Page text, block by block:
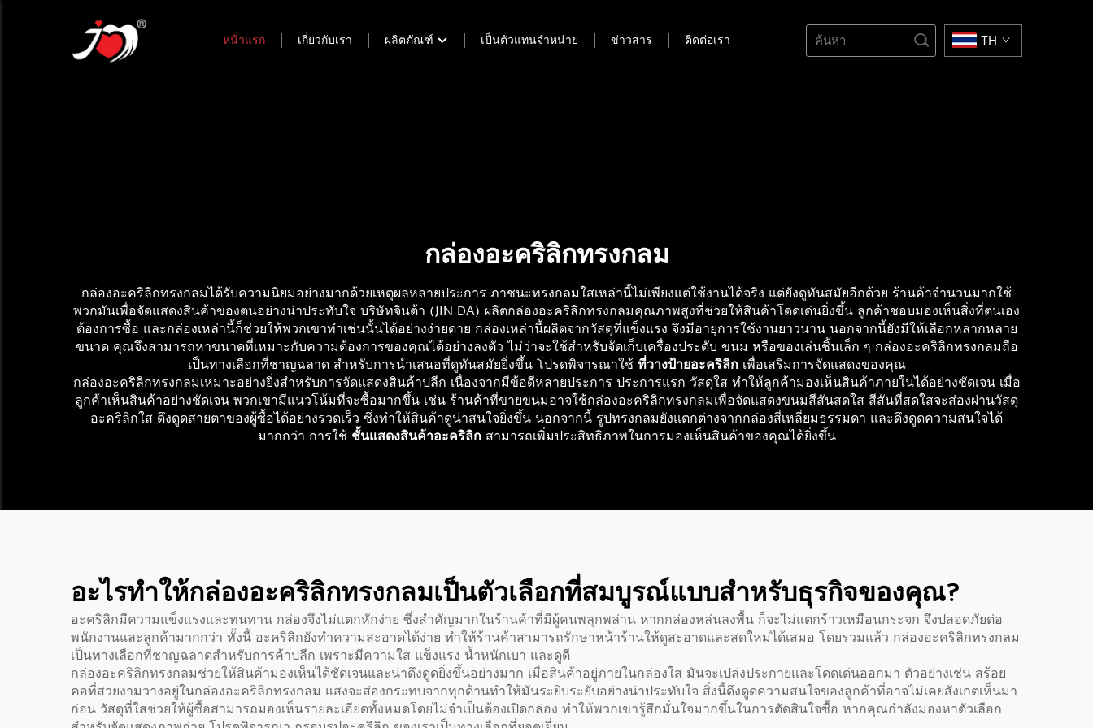
หน้าแรก เกี่ยวกับเรา ผลิตภัณฑ์ เป็นตัวแทนจำหน่าย ข่าวสาร ติดต่อเรา TH
กล่องอะคริลิกทรงกลม
กล่องอะคริลิกทรงกลมได้รับความนิยมอย่างมากด้วยเหตุผลหลายประการ ภาชนะทรงกลมใสเหล่านี้ไม่เพียงแต่ใช้งานได้จริง แต่ยังดูทันสมัยอีกด้วย ร้านค้าจำนวนมากใช้
พวกมันเพื่อจัดแสดงสินค้าของตนอย่างน่าประทับใจ บริษัทจินต้า (JIN DA) ผลิตกล่องอะคริลิกทรงกลมคุณภาพสูงที่ช่วยให้สินค้าโดดเด่นยิ่งขึ้น ลูกค้าชอบมองเห็นสิ่งที่ตนเอง
ต้องการซื้อ และกล่องเหล่านี้ก็ช่วยให้พวกเขาทำเช่นนั้นได้อย่างง่ายดาย กล่องเหล่านี้ผลิตจากวัสดุที่แข็งแรง จึงมีอายุการใช้งานยาวนาน นอกจากนี้ยังมีให้เลือกหลากหลาย
ขนาด คุณจึงสามารถหาขนาดที่เหมาะกับความต้องการของคุณได้อย่างลงตัว ไม่ว่าจะใช้สำหรับจัดเก็บเครื่องประดับ ขนม หรือของเล่นชิ้นเล็ก ๆ กล่องอะคริลิกทรงกลมถือ
เป็นทางเลือกที่ชาญฉลาด สำหรับการนำเสนอที่ดูทันสมัยยิ่งขึ้น โปรดพิจารณาใช้ ที่วางป้ายอะคริลิก เพื่อเสริมการจัดแสดงของคุณ
กล่องอะคริลิกทรงกลมเหมาะอย่างยิ่งสำหรับการจัดแสดงสินค้าปลีก เนื่องจากมีข้อดีหลายประการ ประการแรก วัสดุใส ทำให้ลูกค้ามองเห็นสินค้าภายในได้อย่างชัดเจน เมื่อ
ลูกค้าเห็นสินค้าอย่างชัดเจน พวกเขามีแนวโน้มที่จะซื้อมากขึ้น เช่น ร้านค้าที่ขายขนมอาจใช้กล่องอะคริลิกทรงกลมเพื่อจัดแสดงขนมสีสันสดใส สีสันที่สดใสจะส่องผ่านวัสดุ
อะคริลิกใส ดึงดูดสายตาของผู้ซื้อได้อย่างรวดเร็ว ซึ่งทำให้สินค้าดูน่าสนใจยิ่งขึ้น นอกจากนี้ รูปทรงกลมยังแตกต่างจากกล่องสี่เหลี่ยมธรรมดา และดึงดูดความสนใจได้
มากกว่า การใช้ ชั้นแสดงสินค้าอะคริลิก สามารถเพิ่มประสิทธิภาพในการมองเห็นสินค้าของคุณได้ยิ่งขึ้น
อะไรทำให้กล่องอะคริลิกทรงกลมเป็นตัวเลือกที่สมบูรณ์แบบสำหรับธุรกิจของคุณ?
อะคริลิกมีความแข็งแรงและทนทาน กล่องจึงไม่แตกหักง่าย ซึ่งสำคัญมากในร้านค้าที่มีผู้คนพลุกพล่าน หากกล่องหล่นลงพื้น ก็จะไม่แตกร้าวเหมือนกระจก จึงปลอดภัยต่อ
พนักงานและลูกค้ามากกว่า ทั้งนี้ อะคริลิกยังทำความสะอาดได้ง่าย ทำให้ร้านค้าสามารถรักษาหน้าร้านให้ดูสะอาดและสดใหม่ได้เสมอ โดยรวมแล้ว กล่องอะคริลิกทรงกลม
เป็นทางเลือกที่ชาญฉลาดสำหรับการค้าปลีก เพราะมีความใส แข็งแรง น้ำหนักเบา และดูดี
กล่องอะคริลิกทรงกลมช่วยให้สินค้ามองเห็นได้ชัดเจนและน่าดึงดูดยิ่งขึ้นอย่างมาก เมื่อสินค้าอยู่ภายในกล่องใส มันจะเปล่งประกายและโดดเด่นออกมา ตัวอย่างเช่น สร้อย
คอที่สวยงามวางอยู่ในกล่องอะคริลิกทรงกลม แสงจะส่องกระทบจากทุกด้านทำให้มันระยิบระยับอย่างน่าประทับใจ สิ่งนี้ดึงดูดความสนใจของลูกค้าที่อาจไม่เคยสังเกตเห็นมา
ก่อน วัสดุที่ใสช่วยให้ผู้ซื้อสามารถมองเห็นรายละเอียดทั้งหมดโดยไม่จำเป็นต้องเปิดกล่อง ทำให้พวกเขารู้สึกมั่นใจมากขึ้นในการตัดสินใจซื้อ หากคุณกำลังมองหาตัวเลือก